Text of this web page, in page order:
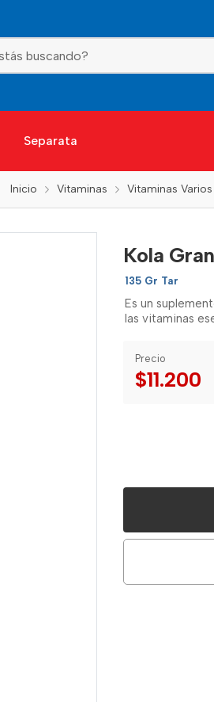
Separata
Inicio Vitaminas Vitaminas Varios
Kola
135 Gr Tar
Es un
las vitaminas
Precio
$11.200